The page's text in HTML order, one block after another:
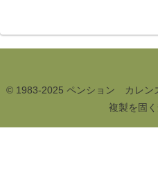
© 1983-2025 ペンション カレ
複製を固